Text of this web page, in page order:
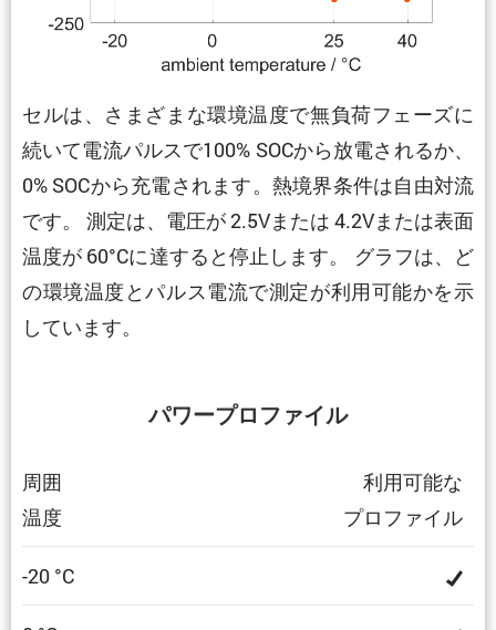
セルは、さまざまな環境温度で無負荷フェーズに
続いて電流パルスで100% SOCから放電されるか、
0% SOCから充電されます。熱境界条件は自由対流
です。 測定は、電圧が 2.5Vまたは 4.2Vまたは表面
温度が 60°Cに達すると停止します。 グラフは、ど
の環境温度とパルス電流で測定が利用可能かを示
しています。
パワープロファイル
周囲
温度
利用可能な
プロファイル
-20 °C